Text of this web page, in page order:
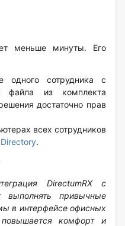
меньше минуты. Его
одного сотрудника с
файла из комплекта
достаточно прав
всех сотрудников
.
DirectumRXс
выполнять привычные
в интерфейсе офисных
комфорт и